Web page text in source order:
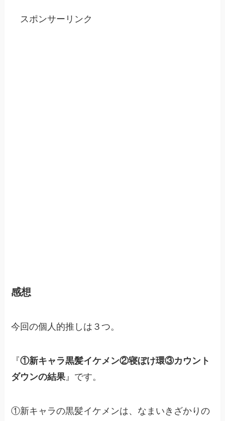
スポンサーリンク
感想
今回の個人的推しは３つ。
『①新キャラ黒髪イケメン②寝ぼけ環③カウント
ダウンの結果 』です。
①新キャラの黒髪イケメンは、なまいきざかりの